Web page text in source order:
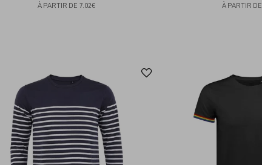
À PARTIR DE 7.02€
À PARTIR DE
favoris